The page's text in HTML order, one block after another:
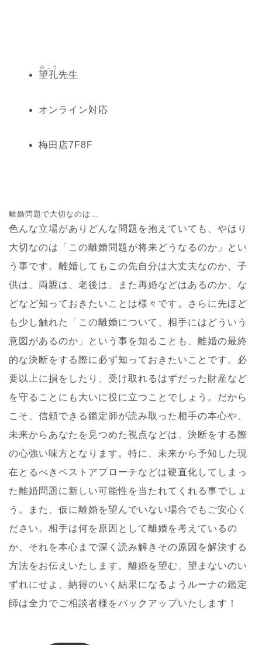
望孔
みこう
先生
オンライン対応
梅田 店7 F8F
離婚問題で大切なのは…
色んな立場がありどんな問題を抱えていても、やはり
大切なのは「この離婚問題が将来どうなるのか」とい
う事です。離婚してもこの先自分は大丈夫なのか、子
供は、両親は、老後は、また再婚などはあるのか、な
どなど知っておきたいことは様々です。さらに先ほど
も少し触れた「この離婚について、相手にはどういう
意図があるのか」という事を知ることも、離婚の最終
的な決断をする際に必ず知っておきたいことです。必
要以上に損をしたり、受け取れるはずだった財産など
を守ることにも大いに役に立つことでしょう。だから
こそ、信頼できる鑑定師が読み取った相手の本心や、
未来からあなたを見つめた視点などは、決断をする際
の心強い味方となります。特に、未来から予知した現
在とるべきベストアプローチなどは硬直化してしまっ
た離婚問題に新しい可能性を当たれてくれる事でしょ
う。また、仮に離婚を望んでいない場合でもご安心く
ださい。相手は何を原因として離婚を考えているの
か、それを本心まで深く読み解きその原因を解決する
方法をお伝えいたします。離婚を望む、望まないのい
ずれにせよ、納得のいく結果になるようルーナの鑑定
師は全力でご相談者様をバックアップいたします！